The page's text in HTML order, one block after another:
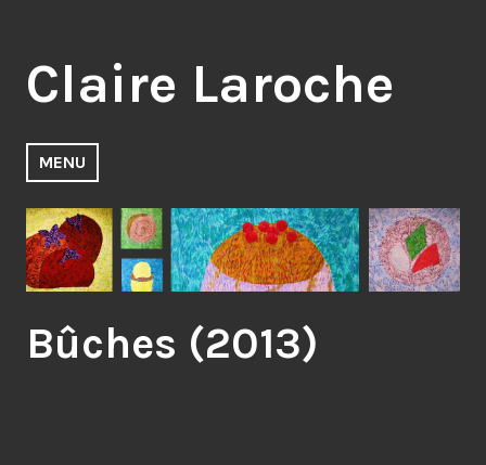
contenu
principal
Claire Laroche
MENU
Bûches (2013)